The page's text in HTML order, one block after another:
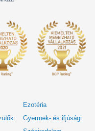
Ezotéria
Gyermek- és ifjúsági